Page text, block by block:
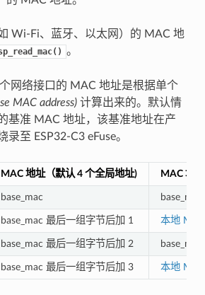
Wi-Fi、蓝牙、以太网）的 MAC 地
。
网络接口的 MAC 地址是根据单个
MAC address)计算出来的。默认情
基准 MAC 地址，该基准地址在产
至 ESP32-C3 eFuse。
MAC 地址（默认 4 个全局地址) MAC 地
base_mac base_mac
base_mac 最后一组字节后加 1 本地 MAC
base_mac 最后一组字节后加 2
base_mac 最后一组字节后加 3 本地 MAC